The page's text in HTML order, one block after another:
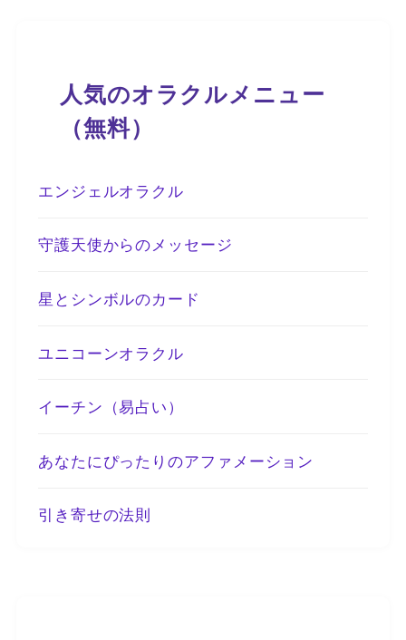
人気のオラクルメニュー
（無料）
エンジェルオラクル
守護天使からのメッセージ
星とシンボルのカード
ユニコーンオラクル
イーチン（易占い）
あなたにぴったりのアファメーション
引き寄せの法則